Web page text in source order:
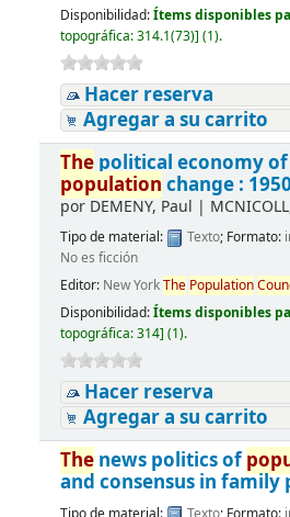
Disponibilidad:Ítems disponibles
topográfica:314.1(73)] (1).
Hacer reserva
Agregar a su carrito
Thepolitical economy
population change :
por DEMENY, Paul |
Tipo de material: Texto; Formato:
No es ficción
Editor: New YorkThe Population
Disponibilidad:Ítems disponibles
topográfica:314] (1).
Hacer reserva
Agregar a su carrito
Thenews politics of
and consensus in family